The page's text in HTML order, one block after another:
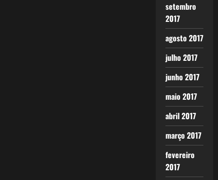
setembro
2017
agosto 2017
julho 2017
junho 2017
maio 2017
abril 2017
março 2017
fevereiro
2017